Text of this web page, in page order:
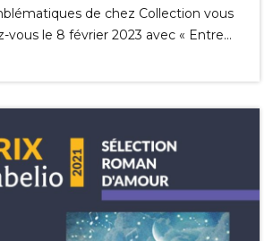
de chez Collection vous
vous le 8 février 2023 avec « Entre…